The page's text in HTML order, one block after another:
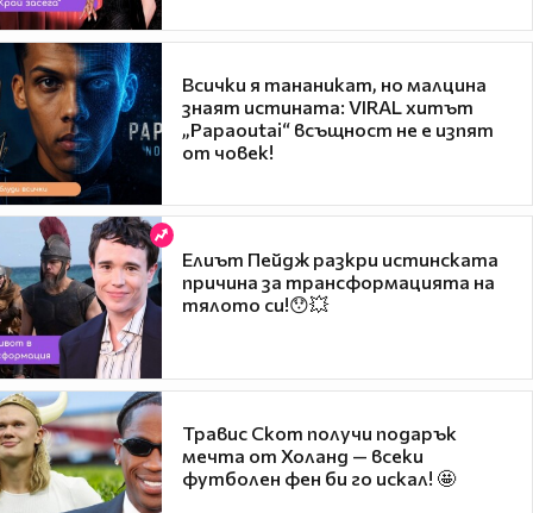
Всички я тананикат, но малцина
знаят истината: VIRAL хитът
„Papaoutai“ всъщност не е изпят
от човек!
Елиът Пейдж разкри истинската
причина за трансформацията на
тялото си!😯💥
Травис Скот получи подарък
мечта от Холанд — всеки
футболен фен би го искал! 🤩